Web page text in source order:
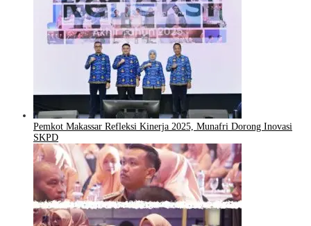
Pemkot Makassar Refleksi Kinerja 2025, Munafri Dorong Inovasi
SKPD